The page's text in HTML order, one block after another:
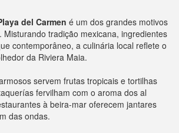
del Carmen é um dos grandes motivos
Misturando tradição mexicana, ingredientes
contemporâneo, a culinária local reflete o
da Riviera Maia.
servem frutas tropicais e tortilhas
fervilham com o aroma dos al
à beira-mar oferecem jantares
das ondas.